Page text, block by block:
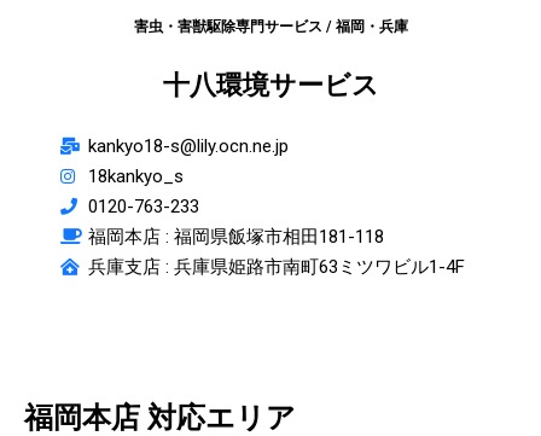
害虫・害獣駆除専門サービス / 福岡・兵庫
十八環境サービス
kankyo18-s@lily.ocn.ne.jp
18kankyo_s
0120-763-233
福岡本店 : 福岡県飯塚市相田181-118
兵庫支店 : 兵庫県姫路市南町63ミツワビル1-4F
福岡本店 対応エリア